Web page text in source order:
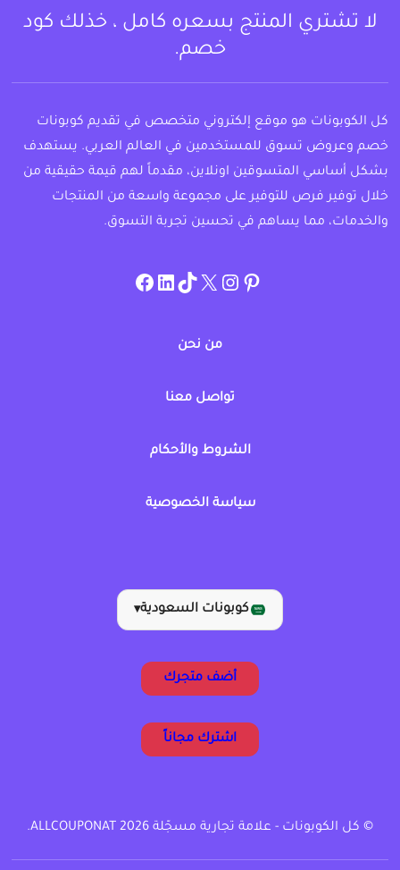
لا تشتري المنتج بسعره كامل ، خذلك كود
خصم.
كل الكوبونات هو موقع إلكتروني متخصص في تقديم كوبونات
خصم وعروض تسوق للمستخدمين في العالم العربي. يستهدف
بشكل أساسي المتسوقين اونلاين، مقدماً لهم قيمة حقيقية من
خلال توفير فرص للتوفير على مجموعة واسعة من المنتجات
والخدمات، مما يساهم في تحسين تجربة التسوق.
pinterest
allcouponat
twitter
TikTok
linkedin
facebook
من نحن
تواصل معنا
الشروط والأحكام
سياسة الخصوصية
كوبونات السعودية▾
أضف متجرك
اشترك مجاناً
© كل الكوبونات - علامة تجارية مسجّلة ALLCOUPONAT 2026.